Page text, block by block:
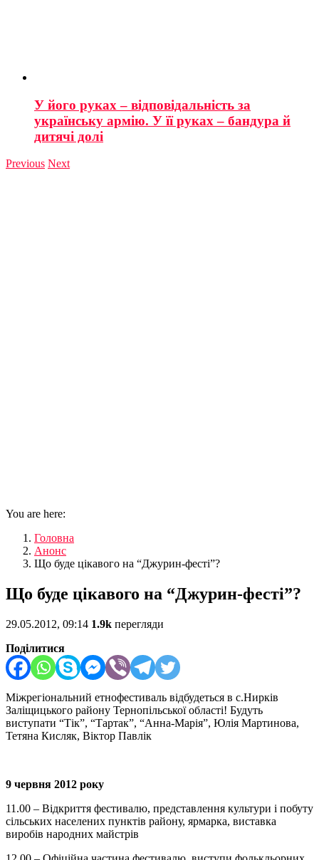
У його руках – відповідальність за
українську армію. У її руках – бандура й
дитячі долі
Previous Next
You are here:
Головна
Анонс
Що буде цікавого на “Джурин-фесті”?
Що буде цікавого на “Джурин-фесті”?
29.05.2012, 09:14 1.9k перегляди
Поділитися
Міжрегіональний етнофестиваль відбудеться в с.Нирків
Заліщицького району Тернопільської області! Будуть
виступати “Тік”, “Тартак”, “Анна-Марія”, Юлія Мартинова,
Тетяна Кисляк, Віктор Павлік
9 червня 2012 року
11.00 – Відкриття фестивалю, представлення культури і побуту
сільських населених пунктів району, ярмарка, виставка
виробів народних майстрів